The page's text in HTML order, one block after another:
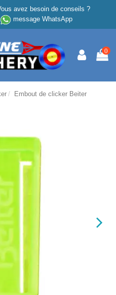
avez besoin de conseils ?
message WhatsApp
0
Embout de clicker Beiter